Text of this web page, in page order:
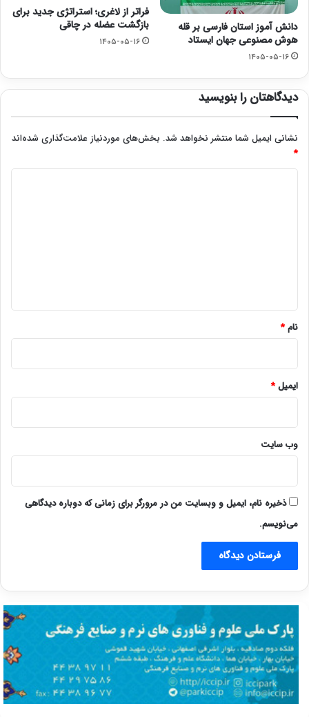
دانش آموز استان فارسی بر قله
هوش مصنوعی جهان ایستاد
۱۴۰۵-۰۵-۱۶
فراتر از لاغری؛ استراتژی جدید برای
بازگشت عضله در چاقی
۱۴۰۵-۰۵-۱۶
دیدگاهتان را بنویسید
نشانی ایمیل شما منتشر نخواهد شد. بخش‌های موردنیاز علامت‌گذاری شده‌اند
*
نام*
ایمیل*
وب‌ سایت
ذخیره نام، ایمیل و وبسایت من در مرورگر برای زمانی که دوباره دیدگاهی
می‌نویسم.